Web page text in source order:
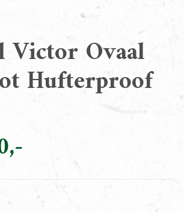
Victor Ovaal
Hufterproof
Ovaal Spinpoot Hufterproof 250cm